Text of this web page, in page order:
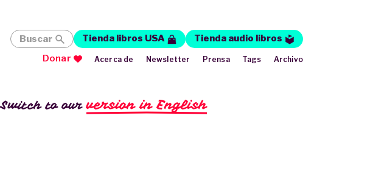
Switch to ourversion in English
Buscar Tienda libros USA
Tienda audio libros
Donar
Acerca de Newsletter Prensa Tags Archivo